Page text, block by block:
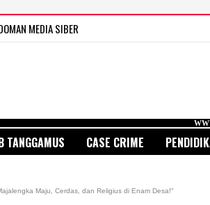
MEDIA SIBER
WWW.JURNAL
TANGGAMUS CASE CRIME
Maju, Cerdas, dan Religius di Enam Desa!"